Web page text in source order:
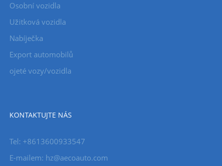
Osobní vozidla
Užitková vozidla
Nabíječka
Export automobilů
ojeté vozy/vozidla
KONTAKTUJTE NÁS
Tel: +8613600933547
E-mailem: hz@aecoauto.com